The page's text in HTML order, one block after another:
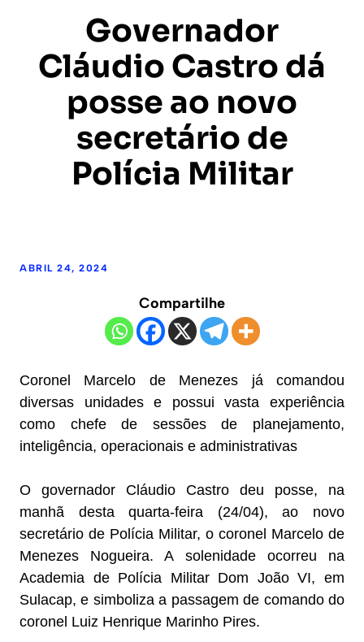
Governador
Cláudio Castro dá
posse ao novo
secretário de
Polícia Militar
ABRIL 24, 2024
Compartilhe
Coronel Marcelo de Menezes já comandou
diversas unidades e possui vasta experiência
como chefe de sessões de planejamento,
inteligência, operacionais e administrativas
O governador Cláudio Castro deu posse, na
manhã desta quarta-feira (24/04), ao novo
secretário de Polícia Militar, o coronel Marcelo de
Menezes Nogueira. A solenidade ocorreu na
Academia de Polícia Militar Dom João VI, em
Sulacap, e simboliza a passagem de comando do
coronel Luiz Henrique Marinho Pires.